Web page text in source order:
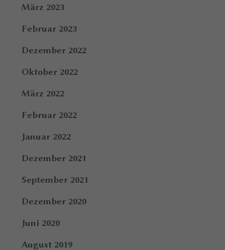
März 2023
Februar 2023
Dezember 2022
Oktober 2022
März 2022
Februar 2022
Januar 2022
Dezember 2021
September 2021
Dezember 2020
Juni 2020
August 2019